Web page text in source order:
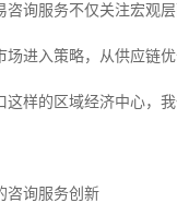
咨询服务不仅关注宏观
场进入策略，从供应链
这样的区域经济中心，
咨询服务创新